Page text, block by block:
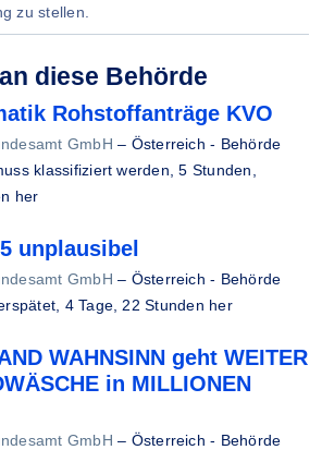
zu stellen.
diese Behörde
Rohstoffanträge KVO
GmbH – Österreich - Behörde
klassifiziert werden,5 Stunden,
her
unplausibel
GmbH – Österreich - Behörde
4 Tage, 22 Stunden her
WAHNSINN geht WEITER
in MILLIONEN
GmbH – Österreich - Behörde